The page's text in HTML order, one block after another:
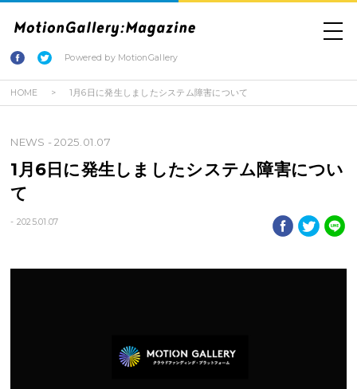
Powered by MotionGallery
HOME 1月6日に発生しましたシステム障害について
NEWS - 2025.01.07
1月6日に発生しましたシステム障害につい
て
- 2025.01.07